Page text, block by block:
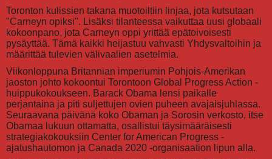
Toronton kulissien takana muotoiltiin linjaa, jota kutsutaan
"Carneyn opiksi". Lisäksi tilanteessa vaikuttaa uusi globaali
kokoonpano, jota Carneyn oppi yrittää epätoivoisesti
pysäyttää. Tämä kaikki heijastuu vahvasti Yhdysvaltoihin ja
määrittää tulevien välivaalien asetelmia.
Viikonloppuna Britannian imperiumin Pohjois-Amerikan
jaoston johto kokoontui Torontoon Global Progress Action -
huippukokoukseen. Barack Obama lensi paikalle
perjantaina ja piti suljettujen ovien puheen avajaisjuhlassa.
Seuraavana päivänä koko Obaman ja Sorosin verkosto, itse
Obamaa lukuun ottamatta, osallistui täysimääräisesti
strategiakokouksiin Center for American Progress -
ajatushautomon ja Canada 2020 -organisaation lipun alla.